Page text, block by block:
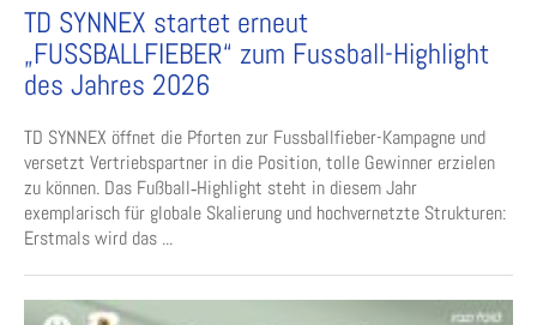
TD SYNNEX startet erneut
„FUSSBALLFIEBER“ zum Fussball-Highlight
des Jahres 2026
TD SYNNEX öffnet die Pforten zur Fussballfieber-Kampagne und
versetzt Vertriebspartner in die Position, tolle Gewinner erzielen
zu können. Das Fußball‑Highlight steht in diesem Jahr
exemplarisch für globale Skalierung und hochvernetzte Strukturen:
Erstmals wird das ...